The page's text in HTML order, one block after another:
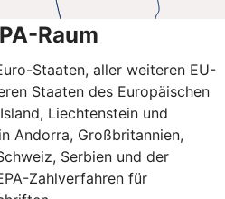
Raum
Staaten, aller weiteren EU-
Staaten des Europäischen
Liechtenstein und
Andorra, Großbritannien,
Serbien und der
Zahlverfahren für